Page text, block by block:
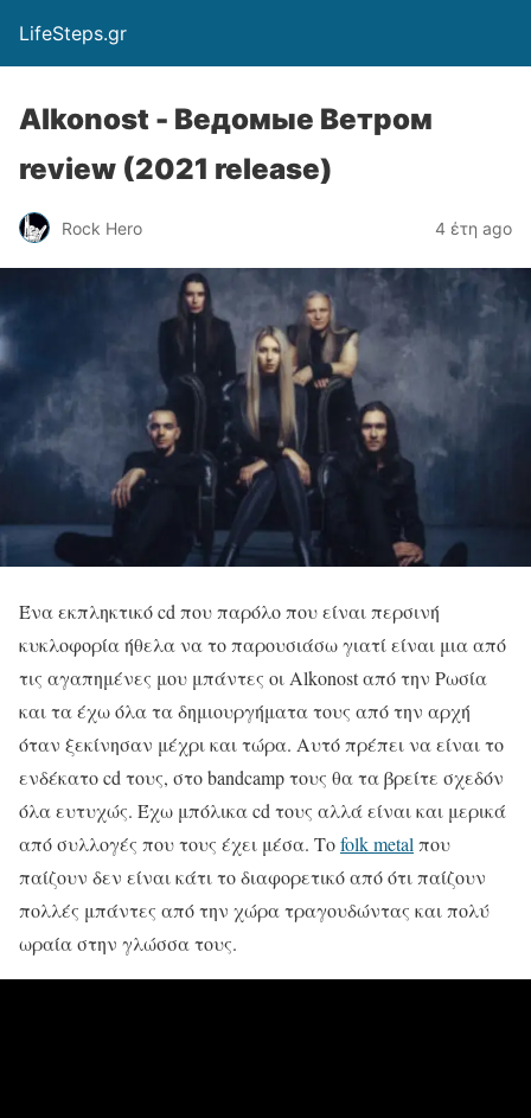
LifeSteps.gr
Alkonost - Ведомые Ветром
review (2021 release)
Rock Hero 4 έτη ago
Ένα εκπληκτικό cd που παρόλο που είναι περσινή
κυκλοφορία ήθελα να το παρουσιάσω γιατί είναι μια από
τις αγαπημένες μου μπάντες οι Alkonost από την Ρωσία
και τα έχω όλα τα δημιουργήματα τους από την αρχή
όταν ξεκίνησαν μέχρι και τώρα. Αυτό πρέπει να είναι το
ενδέκατο cd τους, στο bandcamp τους θα τα βρείτε σχεδόν
όλα ευτυχώς. Έχω μπόλικα cd τους αλλά είναι και μερικά
από συλλογές που τους έχει μέσα. Τοfolk metal που
παίζουν δεν είναι κάτι το διαφορετικό από ότι παίζουν
πολλές μπάντες από την χώρα τραγουδώντας και πολύ
ωραία στην γλώσσα τους.